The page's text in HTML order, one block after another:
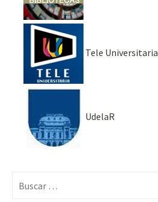
Tele Universitaria
UdelaR